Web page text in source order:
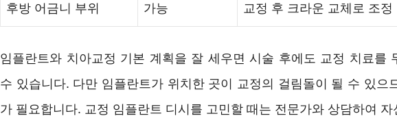
후방 어금니 부위 가능 교정 후 크라운 교체로 조정
임플란트와 치아교정 기본 계획을 잘 세우면 시술 후에도 교정 치료를
수 있습니다. 다만 임플란트가 위치한 곳이 교정의 걸림돌이 될 수 있으
가 필요합니다. 교정 임플란트 디시를 고민할 때는 전문가와 상담하여